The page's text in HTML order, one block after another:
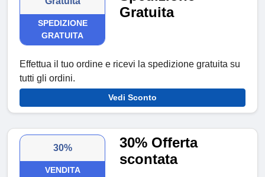
SPEDIZIONE
GRATUITA
Gratuita
Effettua il tuo ordine e ricevi la spedizione gratuita su
tutti gli ordini.
Vedi Sconto
30%
VENDITA
30% Offerta
scontata